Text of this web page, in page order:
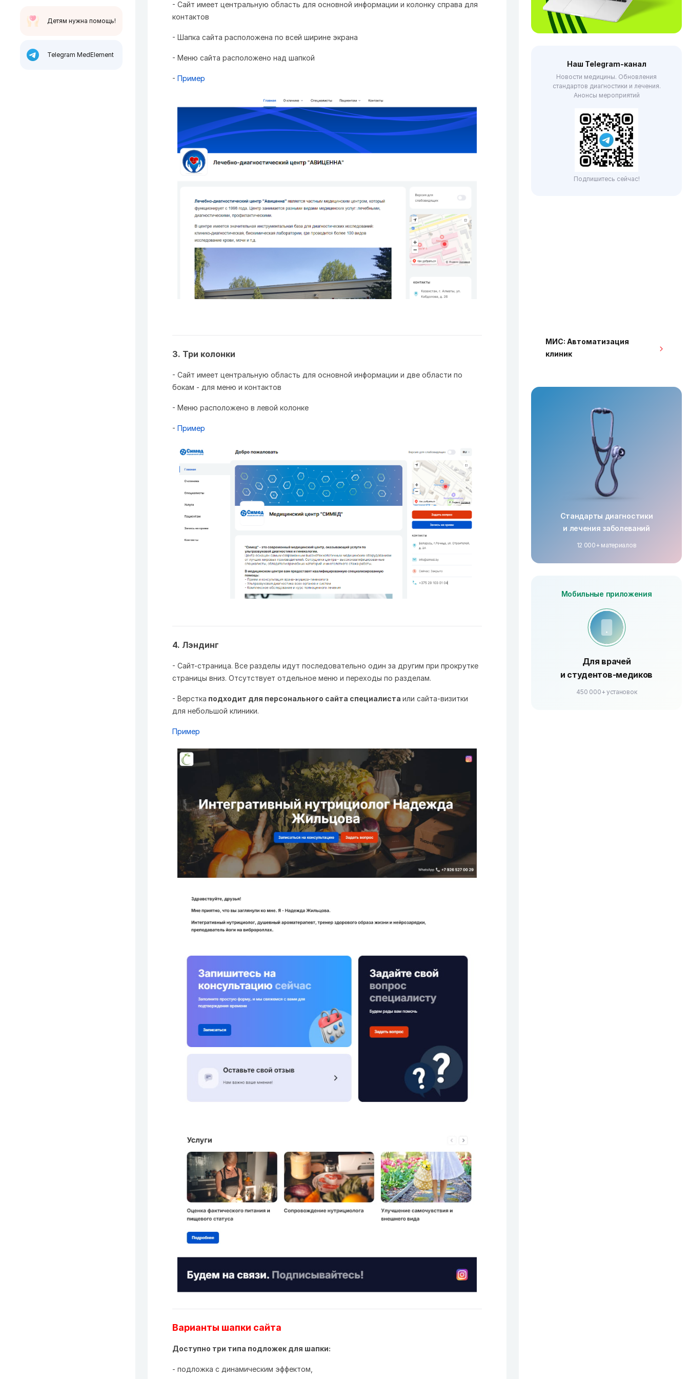
Детям нужна помощь!
Telegram MedElement
- Сайт имеет центральную область для основной информации и колонку справа для
контактов
- Шапка сайта расположена по всей ширине экрана
- Меню сайта расположено над шапкой
- Пример
3. Три колонки
- Сайт имеет центральную область для основной информации и две области по
бокам - для меню и контактов
- Меню расположено в левой колонке
- Пример
4. Лэндинг
- Сайт-страница. Все разделы идут последовательно один за другим при прокрутке
страницы вниз. Отсутствует отдельное меню и переходы по разделам.
- Верстка подходит для персонального сайта специалиста или сайта-визитки
для небольшой клиники.
Пример
Варианты шапки сайта
Доступно три типа подложек для шапки:
- подложка с динамическим эффектом,
Наш Telegram-канал
Новости медицины. Обновления
стандартов диагностики и лечения.
Анонсы мероприятий
Подпишитесь сейчас!
МИС: Автоматизация
клиник
Стандарты диагностики
и лечения заболеваний
12 000+ материалов
Мобильные приложения
Для врачей
и студентов-медиков
450 000+ установок